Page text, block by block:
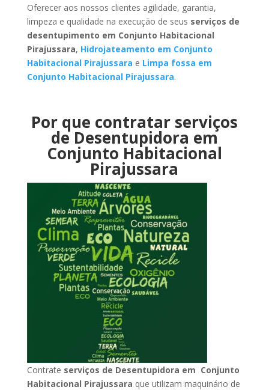
Oferecer aos nossos clientes agilidade, garantia,
limpeza e qualidade na execução de seus serviços de
desentupimento em Conjunto Habitacional
Pirajussara, Hidrojateamento em Conjunto
Habitacional Pirajussara e Limpa fossa em
Conjunto Habitacional Pirajussara.
Por que contratar serviços
de Desentupidora em
Conjunto Habitacional
Pirajussara
Contrate serviços de Desentupidora em Conjunto
Habitacional Pirajussara que utilizam maquinário de